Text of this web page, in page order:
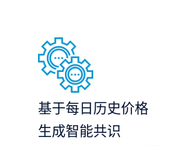
基于每日历史价格
生成智能共识